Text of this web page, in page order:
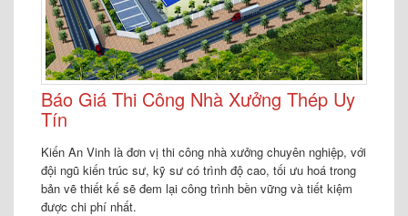
Báo Giá Thi Công Nhà Xưởng Thép Uy
Tín
Kiến An Vinh là đơn vị thi công nhà xưởng chuyên nghiệp, với
đội ngũ kiến trúc sư, kỹ sư có trình độ cao, tối ưu hoá trong
bản vẽ thiết kế sẽ đem lại công trình bền vững và tiết kiệm
được chi phí nhất.